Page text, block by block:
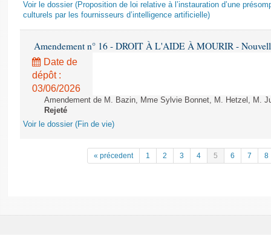
Voir le dossier (Proposition de loi relative à l’instauration d’une
culturels par les fournisseurs d’intelligence artificielle)
Amendement n° 16 - DROIT À L'AIDE À MOURIR -
Date de
dépôt :
03/06/2026
Amendement de M. Bazin, Mme Sylvie Bonnet, M. Hetzel, M.
Rejeté
Voir le dossier (Fin de vie)
« précedent 1 2 3 4 5 6 7 8